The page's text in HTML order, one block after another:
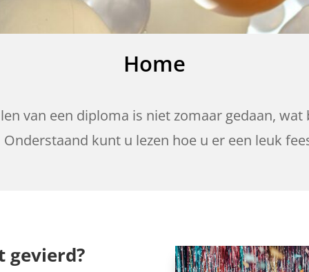
Home
van een diploma is niet zomaar gedaan,
kunt u lezen hoe u er een leuk
gevierd?